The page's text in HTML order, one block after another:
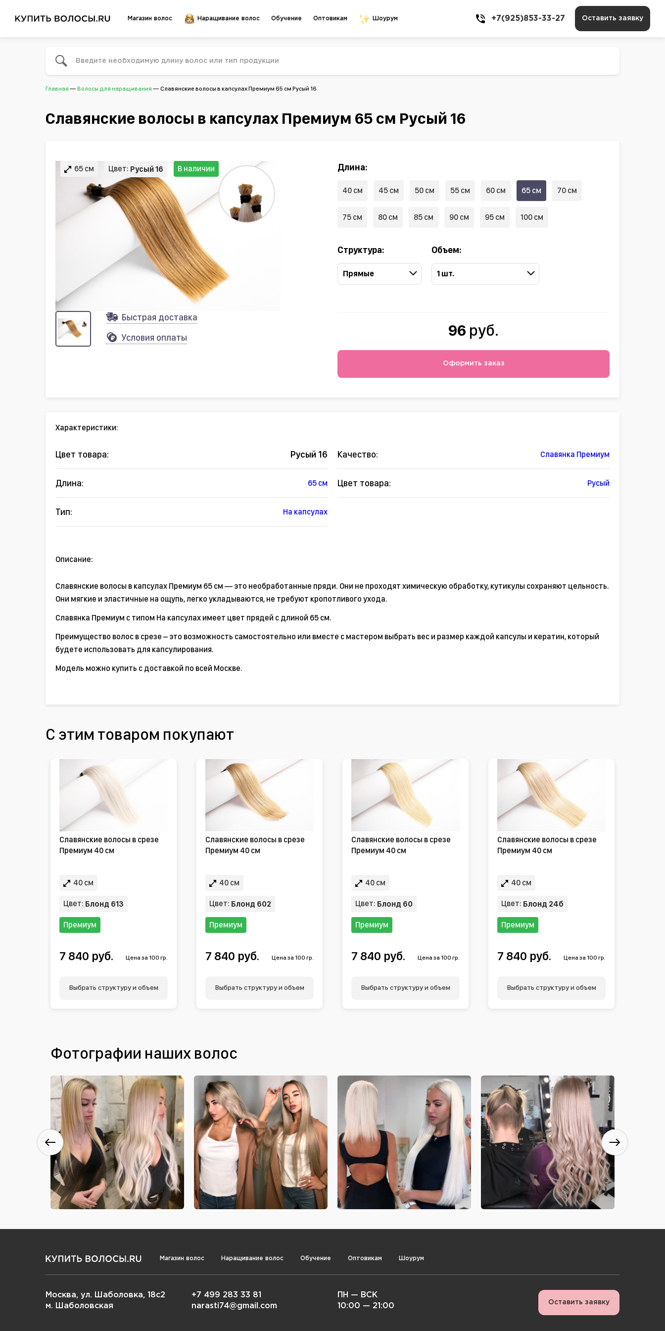
Магазин волос Наращивание волос Обучение Оптовикам Шоурум +7(925)853-33-27 Оставить заявку
Главная Волосы для наращивания Славянские волосы в капсулах Премиум 65 см Русый 16
Славянские волосы в капсулах Премиум 65 см Русый 16
65 см Цвет: Русый 16 В наличии
Быстрая доставка
Условия оплаты
Длина:
40 см 45 см 50 см 55 см 60 см 65 см 70 см
75 см 80 см 85 см 90 см 95 см 100 см
Структура:
Прямые
Объем:
1 шт.
96 руб.
Оформить заказ
Характеристики:
Цвет товара: Русый 16 Качество: Славянка Премиум
Длина: 65 см Цвет товара: Русый
Тип: На капсулах
Описание:
Славянские волосы в капсулах Премиум 65 см — это необработанные пряди. Они не проходят химическую обработку, кутикулы сохраняют цельность.
Они мягкие и эластичные на ощупь, легко укладываются, не требуют кропотливого ухода.
Славянка Премиум с типом На капсулах имеет цвет прядей с длиной 65 см.
Преимущество волос в срезе – это возможность самостоятельно или вместе с мастером выбрать вес и размер каждой капсулы и кератин, который
будете использовать для капсулирования.
Модель можно купить с доставкой по всей Москве.
С этим товаром покупают
Славянские волосы в срезе
Премиум 40 см
40 см
Цвет: Блонд 613
Премиум
7 840 руб. Цена за 100 гр.
Выбрать структуру и объем
Славянские волосы в срезе
Премиум 40 см
40 см
Цвет: Блонд 602
Премиум
7 840 руб. Цена за 100 гр.
Выбрать структуру и объем
Славянские волосы в срезе
Премиум 40 см
40 см
Цвет: Блонд 60
Премиум
7 840 руб. Цена за 100 гр.
Выбрать структуру и объем
Славянские волосы в срезе
Премиум 40 см
40 см
Цвет: Блонд 24б
Премиум
7 840 руб. Цена за 100 гр.
Выбрать структуру и объем
Фотографии наших волос
Магазин волос Наращивание волос Обучение Оптовикам Шоурум
Москва, ул. Шаболовка, 18с2
м. Шаболовская
+7 499 283 33 81
narasti74@gmail.com
ПН — ВСК
10:00 — 21:00
Оставить заявку